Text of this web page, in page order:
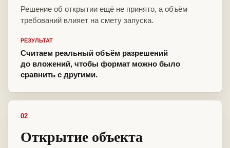
Решение об открытии ещё не принято, а объём
требований влияет на смету запуска.
РЕЗУЛЬТАТ
Считаем реальный объём разрешений
до вложений, чтобы формат можно было
сравнить с другими.
02
Открытие объекта